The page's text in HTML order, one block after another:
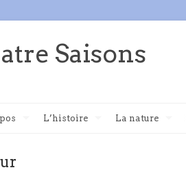
Saisons
L’histoire La nature